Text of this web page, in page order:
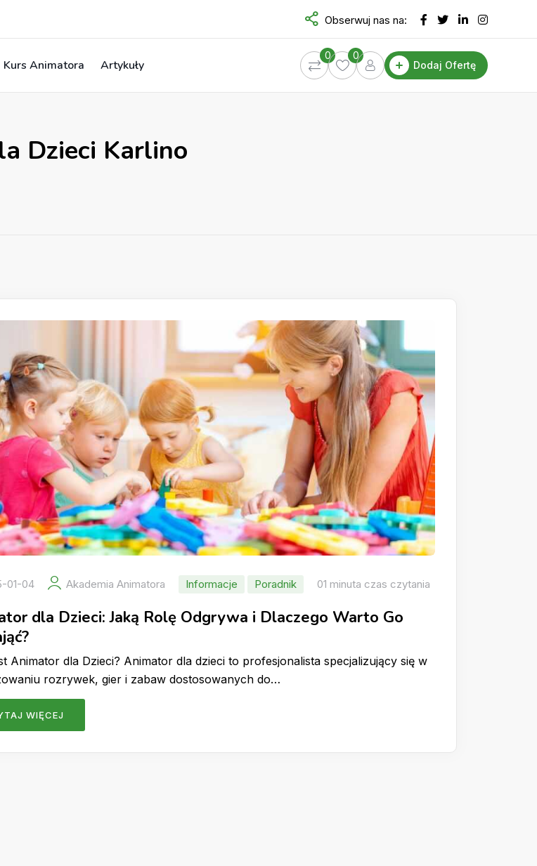
Obserwuj nas na:
Kurs Animatora Artykuły
0
0
Dodaj Ofertę
Dzieci Karlino
01-04 Akademia Animatora Informacje Poradnik 01 minuta czas czytania
dla Dzieci: Jaką Rolę Odgrywa i Dlaczego Warto Go
Animator dla Dzieci? Animator dla dzieci to profesjonalista specjalizujący się w
rozrywek, gier i zabaw dostosowanych do…
WIĘCEJ